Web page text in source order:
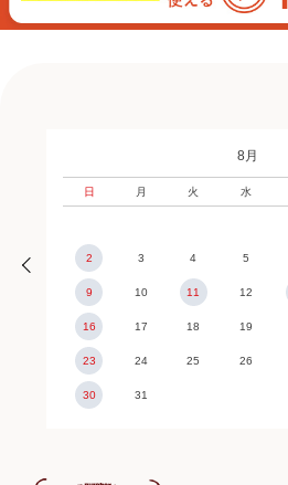
8月
日 月 火 水
2 3 4 5
9 10 11 12
16 17 18 19
23 24 25 26
30 31